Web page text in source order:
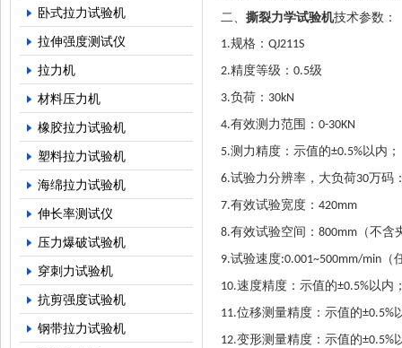
卧式拉力试验机
拉伸强度测试仪
拉力机
材料压力机
橡胶拉力试验机
塑料拉力试验机
海绵拉力试验机
伸长率测试仪
压力爆破试验机
穿刺力试验机
抗剪强度试验机
钢带拉力试验机
二、 撕裂力学试验机技术参数：
1.规格： QJ211S
2.精度等级： 0.5级
3.负荷： 30kN
4.有效测力范围： 0-30KN
5.测力精度：示值的±0.5%以内；
6.试验力分辨率，大负荷30万码
7.有效试验宽度： 420mm
8.有效试验空间： 800mm （不含
9.试验速度:0.001~500mm/min （
10.速度精度：示值的±0.5%以内
11.位移测量精度：示值的±0.5%
12.变形测量精度：示值的±0.5%